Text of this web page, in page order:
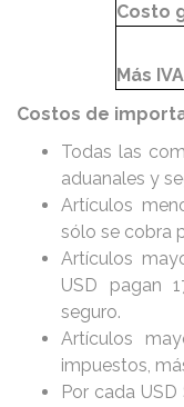
Costo
Más IVA
Costos de
Todas las
aduanales y
Artículos
sólo se cobra
Artículos
USD pagan
seguro.
Artículos
impuestos,
Por cada